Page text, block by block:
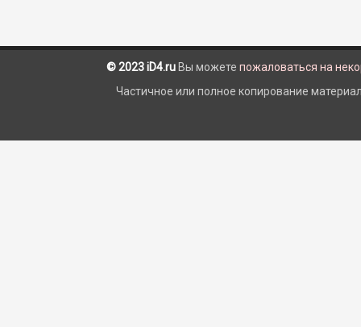
© 2023 iD4.ru Вы можете пожаловаться на
Частичное или полное копирование